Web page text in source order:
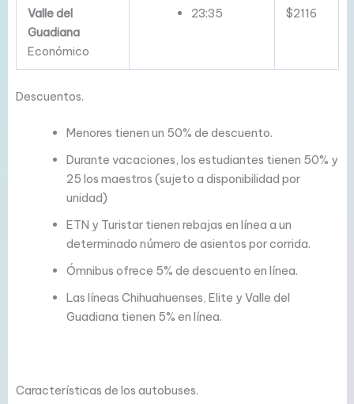
Valle del
Guadiana
Económico
23:35 $2116
Descuentos.
Menores tienen un 50% de descuento.
Durante vacaciones, los estudiantes tienen 50% y
25 los maestros (sujeto a disponibilidad por
unidad)
ETN y Turistar tienen rebajas en línea a un
determinado número de asientos por corrida.
Ómnibus ofrece 5% de descuento en línea.
Las líneas Chihuahuenses, Elite y Valle del
Guadiana tienen 5% en línea.
Características de los autobuses.